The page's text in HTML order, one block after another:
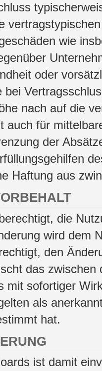
wie
oder
bei
nach auf die
auch für
der
Haftung aus
die
wird dem
den
das
mit sofortiger
als
hat.
ist damit